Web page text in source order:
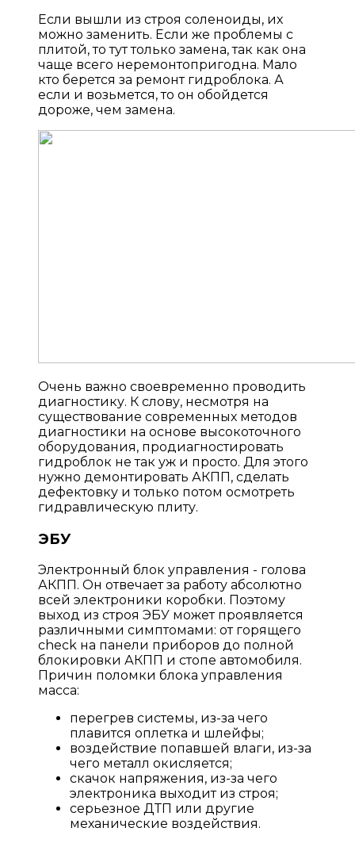
Если вышли из строя соленоиды, их
можно заменить. Если же проблемы с
плитой, то тут только замена, так как она
чаще всего неремонтопригодна. Мало
кто берется за ремонт гидроблока. А
если и возьмется, то он обойдется
дороже, чем замена.
Очень важно своевременно проводить
диагностику. К слову, несмотря на
существование современных методов
диагностики на основе высокоточного
оборудования, продиагностировать
гидроблок не так уж и просто. Для этого
нужно демонтировать АКПП, сделать
дефектовку и только потом осмотреть
гидравлическую плиту.
ЭБУ
Электронный блок управления - голова
АКПП. Он отвечает за работу абсолютно
всей электроники коробки. Поэтому
выход из строя ЭБУ может проявляется
различными симптомами: от горящего
check на панели приборов до полной
блокировки АКПП и стопе автомобиля.
Причин поломки блока управления
масса:
перегрев системы, из-за чего
плавится оплетка и шлейфы;
воздействие попавшей влаги, из-за
чего металл окисляется;
скачок напряжения, из-за чего
электроника выходит из строя;
серьезное ДТП или другие
механические воздействия.